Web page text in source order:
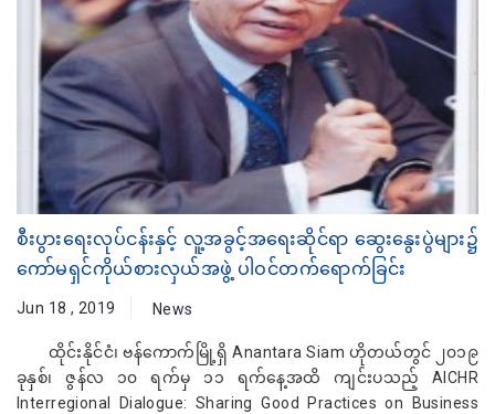
စီးပွားရေးလုပ်ငန်းနှင့် လူ့အခွင့်အရေးဆိုင်ရာ ဆွေးနွေးပွဲများ၌
ကော်မရှင်ကိုယ်စားလှယ်အဖွဲ့ ပါဝင်တက်ရောက်ခြင်း
Jun 18 , 2019 News
ထိုင်းနိုင်ငံ၊ ဗန်ကောက်မြို့ရှိ Anantara Siam ဟိုတယ်တွင် ၂၀၁၉
ခုနှစ်၊ ဇွန်လ ၁၀ ရက်မှ ၁၁ ရက်နေ့အထိ ကျင်းပသည့် AICHR
Interregional Dialogue: Sharing Good Practices on Business